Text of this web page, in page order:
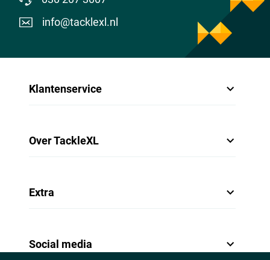
info@tacklexl.nl
Klantenservice
Over TackleXL
Extra
Social media